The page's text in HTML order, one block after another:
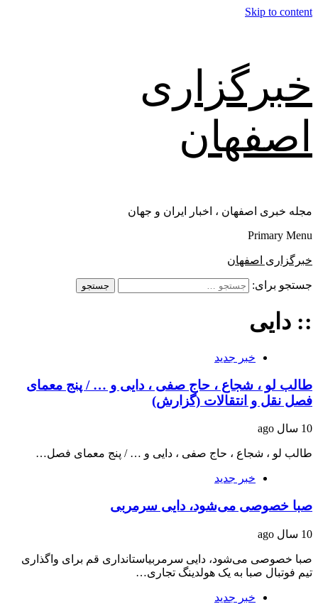
Skip to content
خبرگزاری
اصفهان
مجله خبری اصفهان ، اخبار ایران و جهان
Primary Menu
خبرگزاری اصفهان
جستجو برای:
:: دایی
خبر جدید
طالب لو ، شجاع ، حاج صفی ، دایی و … / پنج معمای
فصل نقل و انتقالات (گزارش)
10 سال ago
طالب لو ، شجاع ، حاج صفی ، دایی و … / پنج معمای فصل…
خبر جدید
صبا خصوصی می‌شود، دایی سرمربی
10 سال ago
صبا خصوصی می‌شود، دایی سرمربیاستانداری قم برای واگذاری
تیم فوتبال صبا به یک هولدینگ تجاری…
خبر جدید